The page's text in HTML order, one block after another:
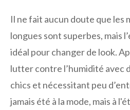
Il ne fait aucun doute que les
longues sont superbes, mais
idéal pour changer de look.
lutter contre l’humidité avec
chics et nécessitant peu
jamais été à la mode, mais à